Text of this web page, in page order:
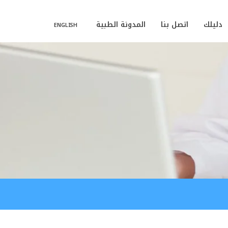
دليلك اتصل بنا المدونة الطبية ENGLISH